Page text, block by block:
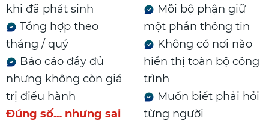
khi đã phát sinh
Tổng hợp theo
tháng / quý
Báo cáo đầy đủ
nhưng không còn giá
trị điều hành
Đúng số… nhưng sai
Mỗi bộ phận giữ
một phần thông tin
Không có nơi nào
hiển thị toàn bộ công
trình
Muốn biết phải hỏi
từng người